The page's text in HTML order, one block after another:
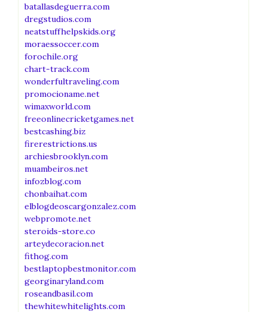
batallasdeguerra.com
dregstudios.com
neatstuffhelpskids.org
moraessoccer.com
forochile.org
chart-track.com
wonderfultraveling.com
promocioname.net
wimaxworld.com
freeonlinecricketgames.net
bestcashing.biz
firerestrictions.us
archiesbrooklyn.com
muambeiros.net
infozblog.com
chonbaihat.com
elblogdeoscargonzalez.com
webpromote.net
steroids-store.co
arteydecoracion.net
fithog.com
bestlaptopbestmonitor.com
georginaryland.com
roseandbasil.com
thewhitewhitelights.com